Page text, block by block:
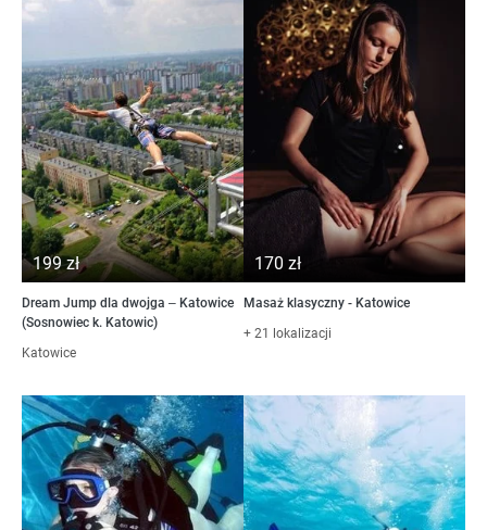
199 zł
Dream Jump dla dwojga – Katowice
(Sosnowiec k. Katowic)
Katowice
170 zł
Masaż klasyczny - Katowice
+ 21 lokalizacji